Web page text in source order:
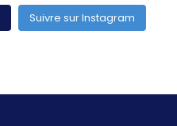
Suivre sur Instagram